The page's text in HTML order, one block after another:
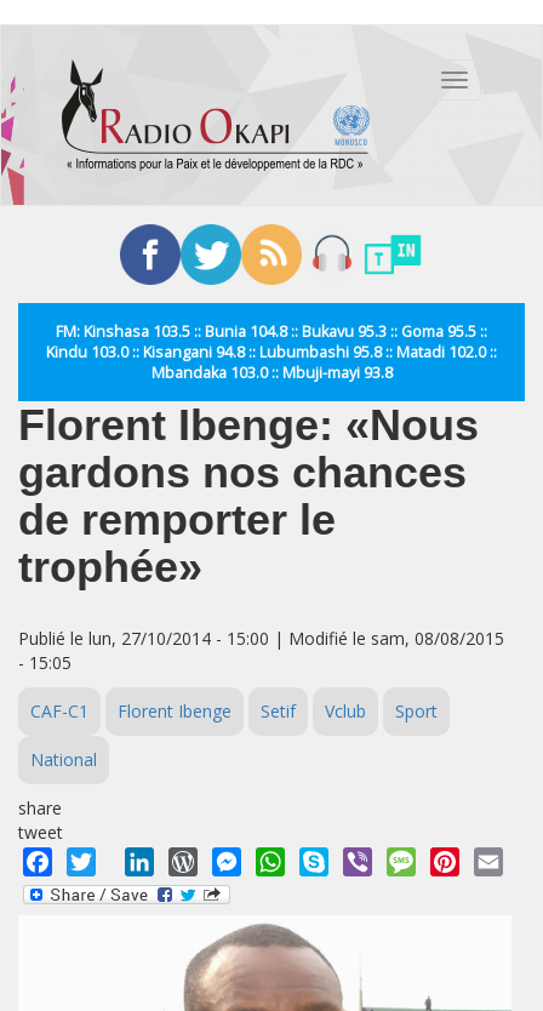
contenu
principal
Toggle
FM: Kinshasa 103.5 :: Bunia 104.8 :: Bukavu 95.3 :: Goma 95.5 ::
Kindu 103.0 :: Kisangani 94.8 :: Lubumbashi 95.8 :: Matadi 102.0 ::
Mbandaka 103.0 :: Mbuji-mayi 93.8
Florent Ibenge: «Nous
gardons nos chances
de remporter le
trophée»
Publié le lun, 27/10/2014 - 15:00 | Modifié le sam, 08/08/2015
- 15:05
CAF-C1 Florent Ibenge Setif Vclub Sport
National
share
tweet
Facebook
Twitter LinkedInWordPressMessengerWhatsApp
Skype Viber MessagePinterest